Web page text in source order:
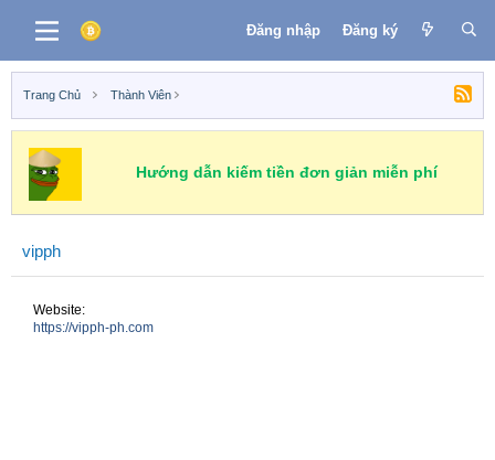
Đăng nhập Đăng ký
Trang Chủ Thành Viên
Hướng dẫn kiếm tiền đơn giản miễn phí
vipph
Website
https://vipph-ph.com